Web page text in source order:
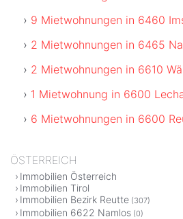
9 Mietwohnungen in 6460
2 Mietwohnungen in 6465
2 Mietwohnungen in 6610
1 Mietwohnung in 6600
6 Mietwohnungen in 6600
ÖSTERREICH
Immobilien Österreich
Immobilien Tirol
Immobilien Bezirk Reutte (307)
Immobilien 6622 Namlos (0)